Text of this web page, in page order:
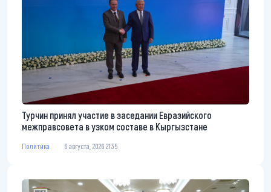
Турчин принял участие в заседании Евразийского
межправсовета в узком составе в Кыргызстане
Политика 6 августа, 2026 21:35